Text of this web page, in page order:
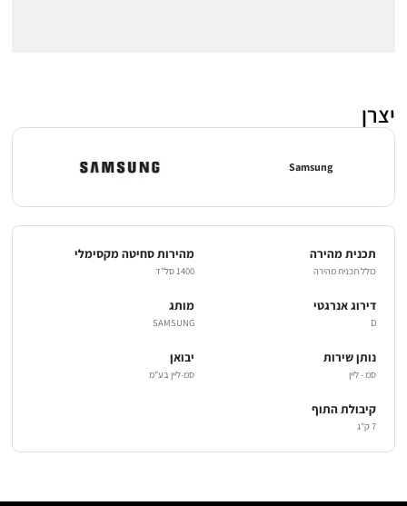
יצרן
Samsung
תכנית מהירה
כולל תכנית מהירה
מהירות סחיטה מקסימלי
1400 סל"ד
דירוג אנרגטי
D
מותג
SAMSUNG
נותן שירות
סמ - ליין
יבואן
סמ-ליין בע"מ
קיבולת התוף
7 ק"ג